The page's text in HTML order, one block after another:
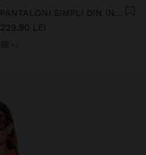
PANTALONI SIMPLI DIN IN 100%
229.90 LEI